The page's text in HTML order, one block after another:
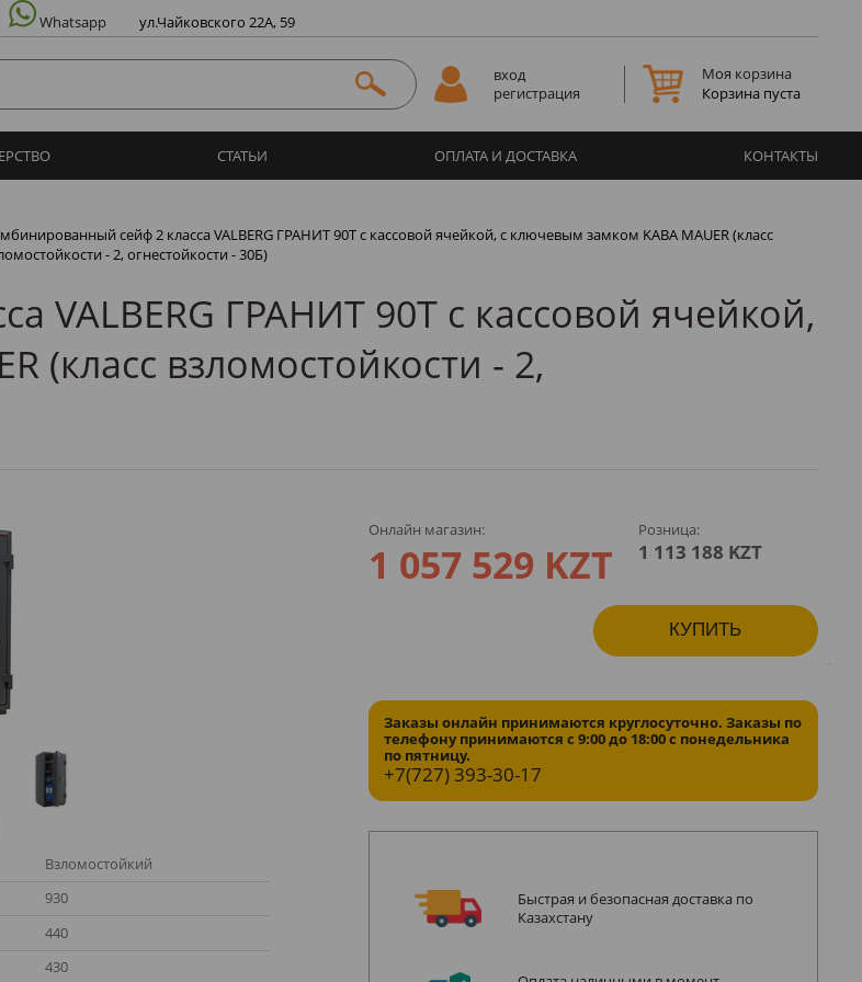
Whatsapp ул.Чайковского 22А, 59
вход
регистрация
Моя корзина
Корзина пуста
СТАТЬИ ОПЛАТА И ДОСТАВКА КОНТАКТЫ
сейф 2 класса VALBERG ГРАНИТ 90T с кассовой ячейкой, с ключевым замком KABA MAUER (класс
- 2, огнестойкости - 30Б)
VALBERG ГРАНИТ 90T с кассовой ячейкой,
(класс взломостойкости - 2,
Взломостойкий
930
440
430
Онлайн магазин:
1 057 529 KZT
Розница:
1 113 188 KZT
КУПИТЬ
Заказы онлайн принимаются круглосуточно. Заказы по
телефону принимаются с 9:00 до 18:00 с понедельника
по пятницу.
+7(727)393-30-17
Быстрая и безопасная доставка по
Казахстану